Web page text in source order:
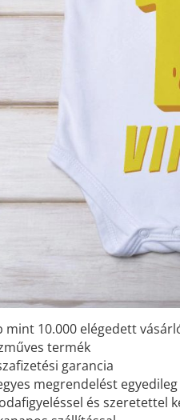
mint 10.000 elégedett
termék
garancia
megrendelést
és szeretettel